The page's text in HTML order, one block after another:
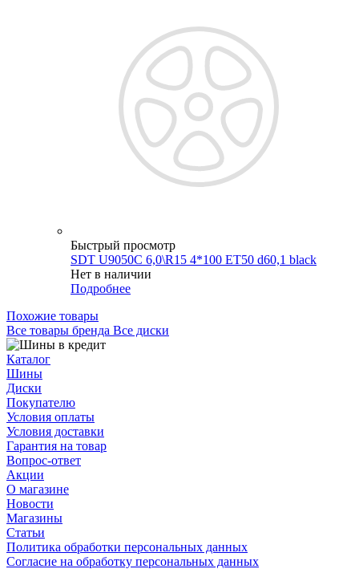
Быстрый просмотр
SDT U9050C 6,0\R15 4*100 ET50 d60,1 black
Нет в наличии
Подробнее
Похожие товары
Все товары бренда Все диски
Каталог
Шины
Диски
Покупателю
Условия оплаты
Условия доставки
Гарантия на товар
Вопрос-ответ
Акции
О магазине
Новости
Магазины
Статьи
Политика обработки персональных данных
Согласие на обработку персональных данных